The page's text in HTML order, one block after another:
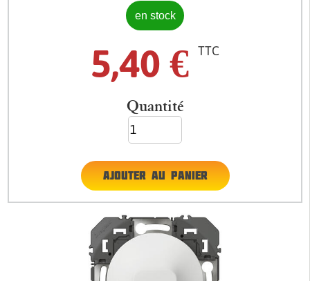
en stock
5,40 € TTC
Quantité